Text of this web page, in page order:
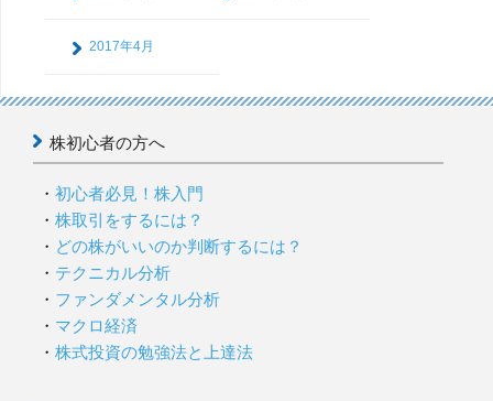
2017年4月
株初心者の方へ
初心者必見！株入門
株取引をするには？
どの株がいいのか判断するには？
テクニカル分析
ファンダメンタル分析
マクロ経済
株式投資の勉強法と上達法